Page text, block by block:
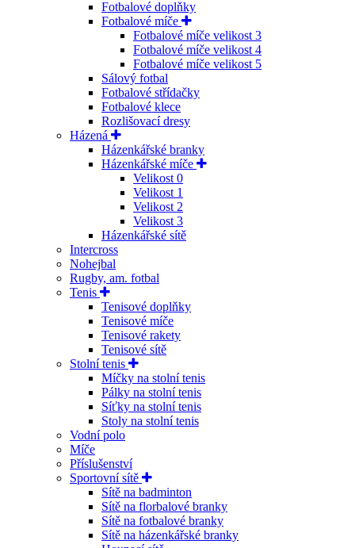
Fotbalové doplňky
Fotbalové míče
Fotbalové míče velikost 3
Fotbalové míče velikost 4
Fotbalové míče velikost 5
Sálový fotbal
Fotbalové střídačky
Fotbalové klece
Rozlišovací dresy
Házená
Házenkářské branky
Házenkářské míče
Velikost 0
Velikost 1
Velikost 2
Velikost 3
Házenkářské sítě
Intercross
Nohejbal
Rugby, am. fotbal
Tenis
Tenisové doplňky
Tenisové míče
Tenisové rakety
Tenisové sítě
Stolní tenis
Míčky na stolní tenis
Pálky na stolní tenis
Síťky na stolní tenis
Stoly na stolní tenis
Vodní polo
Míče
Příslušenství
Sportovní sítě
Sítě na badminton
Sítě na florbalové branky
Sítě na fotbalové branky
Sítě na házenkářské branky